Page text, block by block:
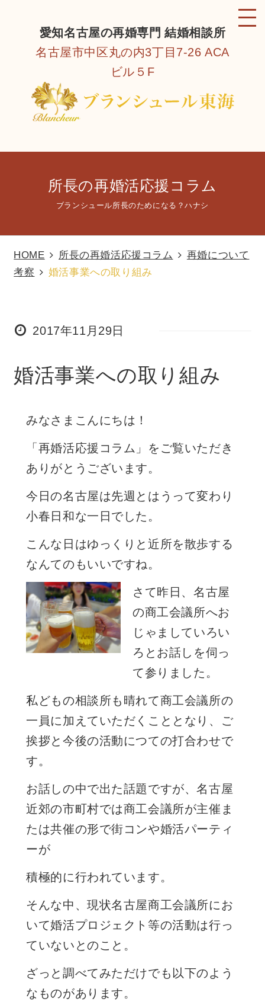
愛知名古屋の再婚専門 結婚相談所
名古屋市中区丸の内3丁目7-26 ACA
ビル５F
所長の再婚活応援コラム
ブランシュール所長のためになる？ハナシ
HOME 所長の再婚活応援コラム
再婚について
考察
婚活事業への取り組み
婚活事業への取り組み
2017年11月29日
みなさまこんにちは！
「再婚活応援コラム」をご覧いただき
ありがとうございます。
今日の名古屋は先週とはうって変わり
小春日和な一日でした。
こんな日はゆっくりと近所を散歩する
なんてのもいいですね。
さて昨日、名古屋
の商工会議所へお
じゃましていろい
ろとお話しを伺っ
て参りました。
私どもの相談所も晴れて商工会議所の
一員に加えていただくこととなり、ご
挨拶と今後の活動につての打合わせで
す。
お話しの中で出た話題ですが、名古屋
近郊の市町村では商工会議所が主催ま
たは共催の形で街コンや婚活パーティ
ーが
積極的に行われています。
そんな中、現状名古屋商工会議所にお
いて婚活プロジェクト等の活動は行っ
ていないとのこと。
ざっと調べてみただけでも以下のよう
なものがあります。